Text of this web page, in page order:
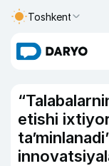
Toshkent
etishi